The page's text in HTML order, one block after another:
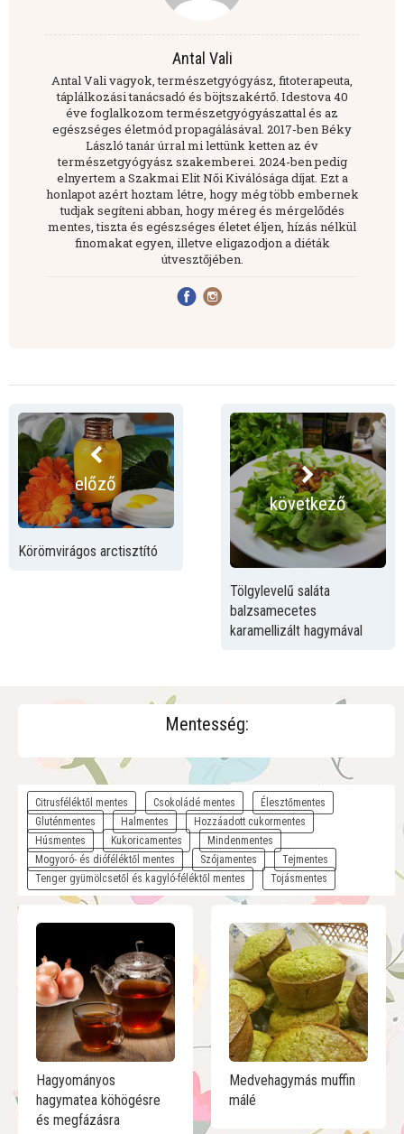
Antal Vali
Antal Vali vagyok, természetgyógyász, fitoterapeuta,
táplálkozási tanácsadó és böjtszakértő. Idestova 40
éve foglalkozom természetgyógyászattal és az
egészséges életmód propagálásával. 2017-ben Béky
László tanár úrral mi lettünk ketten az év
természetgyógyász szakemberei. 2024-ben pedig
elnyertem a Szakmai Elit Női Kiválósága díjat. Ezt a
honlapot azért hoztam létre, hogy még több embernek
tudjak segíteni abban, hogy méreg és mérgelődés
mentes, tiszta és egészséges életet éljen, hízás nélkül
finomakat egyen, illetve eligazodjon a diéták
útvesztőjében.
előző
Körömvirágos arctisztító
következő
Tölgylevelű saláta
balzsamecetes
karamellizált hagymával
Mentesség:
Citrusféléktől mentes Csokoládé mentes
Élesztőmentes
Gluténmentes
Halmentes
Hozzáadott cukormentes
Húsmentes
Kukoricamentes
Mindenmentes
Mogyoró- és dióféléktől mentes
Szójamentes
Tejmentes
Tenger gyümölcsetől és kagyló-féléktől mentes
Tojásmentes
Hagyományos
hagymatea köhögésre
és megfázásra
Medvehagymás muffin
málé